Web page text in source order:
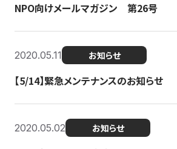
NPO向けメールマガジン 第26号
2020.05.11 お知らせ
【5/14】緊急メンテナンスのお知らせ
2020.05.02 お知らせ